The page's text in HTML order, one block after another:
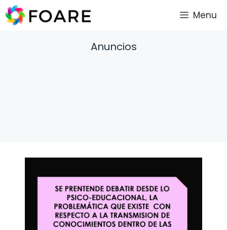
Saltar
al
Menu
Anuncios